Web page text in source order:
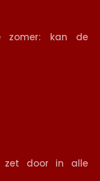
zomer: kan de
zet door in alle